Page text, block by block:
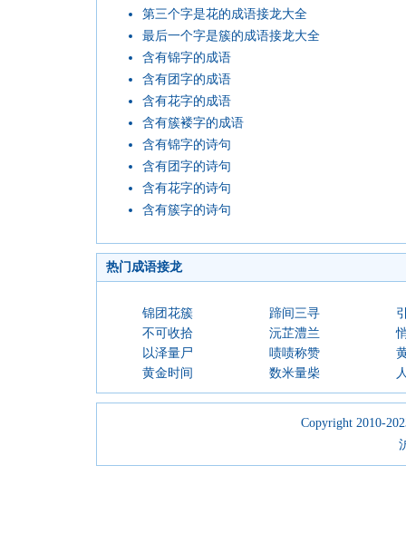
第三个字是花的成语接龙大全
最后一个字是簇的成语接龙大全
含有锦字的成语
含有团字的成语
含有花字的成语
含有簇褛字的成语
含有锦字的诗句
含有团字的诗句
含有花字的诗句
含有簇字的诗句
热门成语接龙
锦团花簇 蹄间三寻
不可收拾
沅芷澧兰
以泽量尸
啧啧称赞
黄金时间
数米量柴
Copyright 2010-